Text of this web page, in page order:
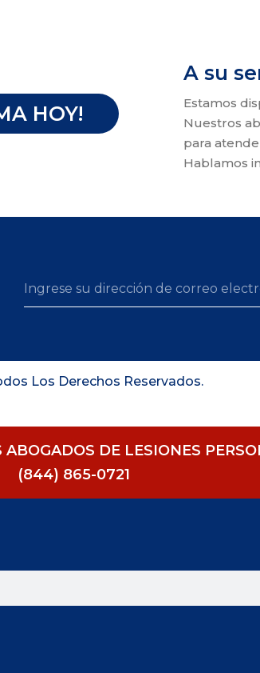
HOY!
A su
Estamos
Nuestros
para
Hablamos
Los Derechos Reservados.
DE LESIONES
(844) 865-0721